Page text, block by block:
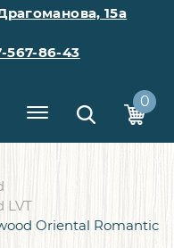
15а
567-86-43
0
LVT
Oriental Romantic